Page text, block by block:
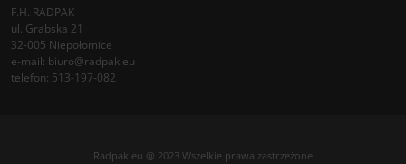
F.H. RADPAK
ul. Grabska 21
32-005 Niepołomice
e-mail: biuro@radpak.eu
telefon: 513-197-082
Radpak.eu @ 2023 Wszelkie prawa zastrzeżone